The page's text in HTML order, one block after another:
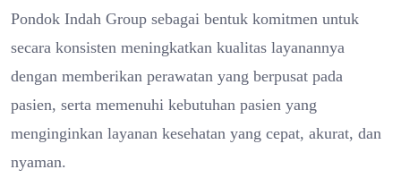
Pondok Indah Group sebagai bentuk komitmen untuk
secara konsisten meningkatkan kualitas layanannya
dengan memberikan perawatan yang berpusat pada
pasien, serta memenuhi kebutuhan pasien yang
menginginkan layanan kesehatan yang cepat, akurat, dan
nyaman.